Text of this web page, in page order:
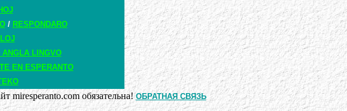
/ RESPONDARO
ANGLA LINGVO
EN ESPERANTO
miresperanto.com обязательна!ОБРАТНАЯ СВЯЗЬ